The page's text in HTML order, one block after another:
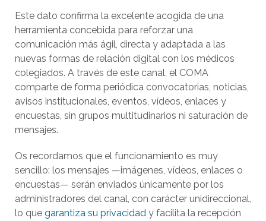
Este dato confirma la excelente acogida de una
herramienta concebida para reforzar una
comunicación más ágil, directa y adaptada a las
nuevas formas de relación digital con los médicos
colegiados. A través de este canal, el COMA
comparte de forma periódica convocatorias, noticias,
avisos institucionales, eventos, vídeos, enlaces y
encuestas, sin grupos multitudinarios ni saturación de
mensajes.
Os recordamos que el funcionamiento es muy
sencillo: los mensajes —imágenes, vídeos, enlaces o
encuestas— serán enviados únicamente por los
administradores del canal, con carácter unidireccional,
lo que garantiza su privacidad y facilita la recepción